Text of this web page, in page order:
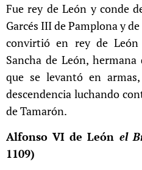
Fue rey de León y conde
Garcés III de Pamplona y
convirtió en rey de
Sancha de León,
que se levantó en
descendencia luchando
de Tamarón.
Alfonso VI de León el
1109)